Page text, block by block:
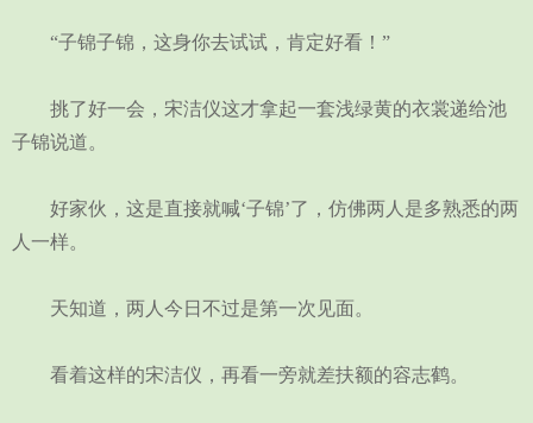
“子锦子锦，这身你去试试，肯定好看！”
挑了好一会，宋洁仪这才拿起一套浅绿黄的衣裳递给池
子锦说道。
好家伙，这是直接就喊‘子锦’了，仿佛两人是多熟悉的两
人一样。
天知道，两人今日不过是第一次见面。
看着这样的宋洁仪，再看一旁就差扶额的容志鹤。